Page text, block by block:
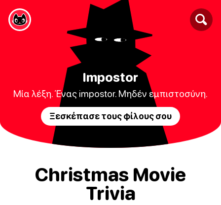
Impostor
Μία λέξη. Ένας impostor. Μηδέν εμπιστοσύνη.
Ξεσκέπασε τους φίλους σου
Christmas Movie
Trivia